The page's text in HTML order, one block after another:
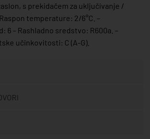
s prekidačem za uključivanje /
temperature: 2/6°C. –
6 – Rashladno sredstvo: R600a. –
učinkovitosti: C (A-G).